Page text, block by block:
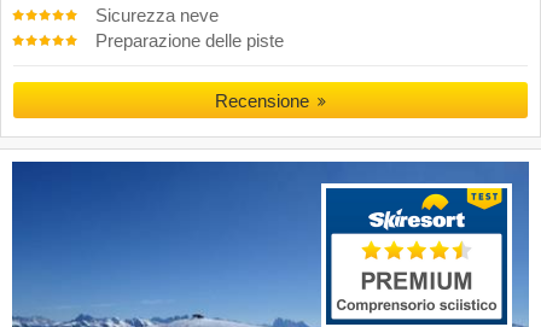
Sicurezza neve
Preparazione delle piste
Recensione